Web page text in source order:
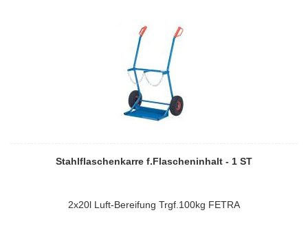
Stahlflaschenkarre f.Flascheninhalt - 1 ST
2x20l Luft-Bereifung Trgf.100kg FETRA